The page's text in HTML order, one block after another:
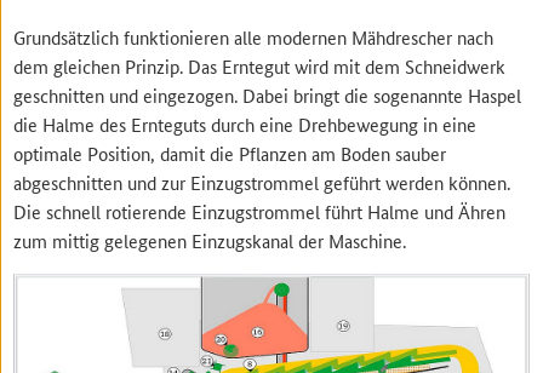
Grundsätzlich funktionieren alle modernen Mähdrescher nach
dem gleichen Prinzip. Das Erntegut wird mit dem Schneidwerk
geschnitten und eingezogen. Dabei bringt die sogenannte Haspel
die Halme des Ernteguts durch eine Drehbewegung in eine
optimale Position, damit die Pflanzen am Boden sauber
abgeschnitten und zur Einzugstrommel geführt werden können.
Die schnell rotierende Einzugstrommel führt Halme und Ähren
zum mittig gelegenen Einzugskanal der Maschine.